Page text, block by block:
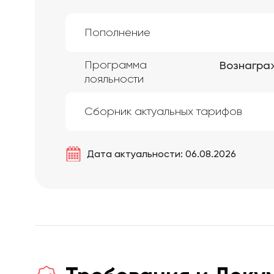
Пополнение
Программа
лояльности
Сборник актуальных тарифов
Дата актуальности: 06.08.2026